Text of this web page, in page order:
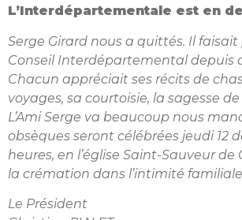
L’Interdépartementale est en
Serge Girard nous a quittés. Il
Conseil Interdépartemental depuis
Chacun appréciait ses récits de
voyages, sa courtoisie, la sagesse de
L’Ami Serge va beaucoup nous
obsèques seront célébrées jeudi 12
heures, en l’église Saint-Sauveur de
la crémation dans l’intimité
Le Président